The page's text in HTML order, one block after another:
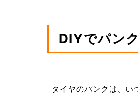
DIYでパン
タイヤのパンクは、い